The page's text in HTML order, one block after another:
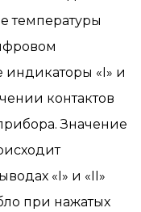
температуры
индикаторы «I» и
контактов
Значение
«I» и «II»
при нажатых